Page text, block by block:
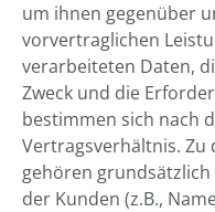
um ihnen gegenüber
vorvertraglichen
verarbeiteten Daten,
Zweck und die
bestimmen sich nach
Vertragsverhältnis.
gehören
der Kunden (z.B.,